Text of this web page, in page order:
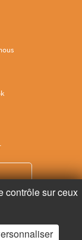
contrôle sur ceux